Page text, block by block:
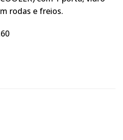
rodas e freios.